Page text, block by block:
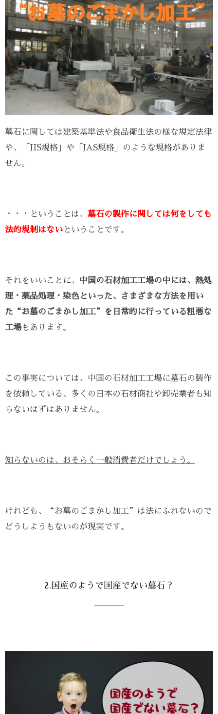
墓石に関しては建築基準法や食品衛生法の様な規定法律
や、「JIS規格」や「JAS規格」のような規格がありま
せん。
・・・ということは、 墓石の製作に関しては何をしても
法的規制はない ということです。
それをいいことに、
中国の石材加工工場の中には、熱処
理・薬品処理・染色といった、さまざまな方法を用い
た“お墓のごまかし加工”を日常的に行っている粗悪な
工場もあります。
この事実については、中国の石材加工工場に墓石の製作
を依頼している、多くの日本の石材商社や卸売業者も知
らないはずはありません。
知らないのは、おそらく一般消費者だけでしょう。
けれども、“お墓のごまかし加工”は法にふれないので
どうしようもないのが現実です。
2.国産のようで国産でない墓石？